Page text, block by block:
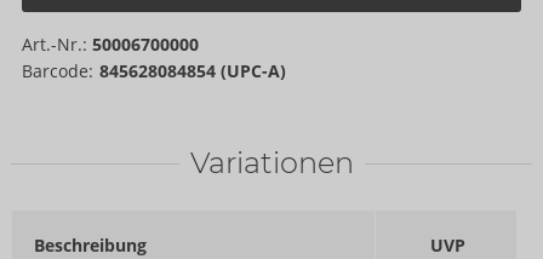
Art.-Nr.: 50006700000
Barcode: 845628084854 (UPC-A)
Variationen
Beschreibung UVP